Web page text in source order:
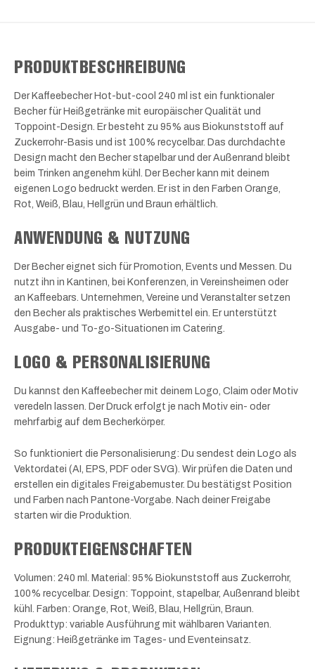
PRODUKTBESCHREIBUNG
Der Kaffeebecher Hot-but-cool 240 ml ist ein funktionaler
Becher für Heißgetränke mit europäischer Qualität und
Toppoint-Design. Er besteht zu 95% aus Biokunststoff auf
Zuckerrohr-Basis und ist 100% recycelbar. Das durchdachte
Design macht den Becher stapelbar und der Außenrand bleibt
beim Trinken angenehm kühl. Der Becher kann mit deinem
eigenen Logo bedruckt werden. Er ist in den Farben Orange,
Rot, Weiß, Blau, Hellgrün und Braun erhältlich.
ANWENDUNG & NUTZUNG
Der Becher eignet sich für Promotion, Events und Messen. Du
nutzt ihn in Kantinen, bei Konferenzen, in Vereinsheimen oder
an Kaffeebars. Unternehmen, Vereine und Veranstalter setzen
den Becher als praktisches Werbemittel ein. Er unterstützt
Ausgabe- und To-go-Situationen im Catering.
LOGO & PERSONALISIERUNG
Du kannst den Kaffeebecher mit deinem Logo, Claim oder Motiv
veredeln lassen. Der Druck erfolgt je nach Motiv ein- oder
mehrfarbig auf dem Becherkörper.
So funktioniert die Personalisierung: Du sendest dein Logo als
Vektordatei (AI, EPS, PDF oder SVG). Wir prüfen die Daten und
erstellen ein digitales Freigabemuster. Du bestätigst Position
und Farben nach Pantone-Vorgabe. Nach deiner Freigabe
starten wir die Produktion.
PRODUKTEIGENSCHAFTEN
Volumen: 240 ml. Material: 95% Biokunststoff aus Zuckerrohr,
100% recycelbar. Design: Toppoint, stapelbar, Außenrand bleibt
kühl. Farben: Orange, Rot, Weiß, Blau, Hellgrün, Braun.
Produkttyp: variable Ausführung mit wählbaren Varianten.
Eignung: Heißgetränke im Tages- und Eventeinsatz.